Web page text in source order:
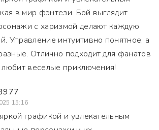
в мир фэнтези. Бой выглядит
с харизмой делают каждую
Управление интуитивно понятное, а
Отлично подходит для фанатов
веселые приключения!
15:16
графикой и увлекательным